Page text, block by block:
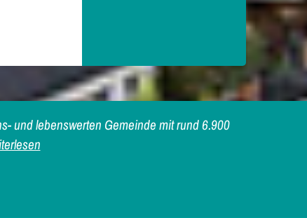
und lebenswerten Gemeinde mit rund 6.900